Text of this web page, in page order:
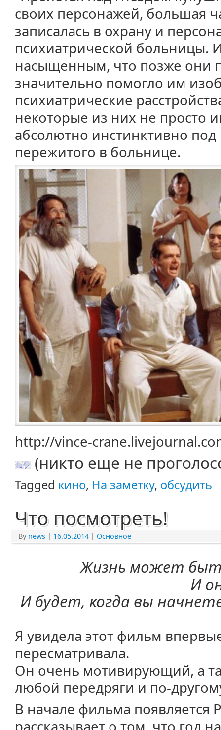
своих персонажей, большая
записалась в охрану и
психиатрической больницы.
насыщенным, что позже они
значительно помогло им
психиатрические
некоторые из них не просто
абсолютно инстинктивно под
пережитого в больнице.
http://vince-
(никто еще не
Tagged кино, На заметку, обсудить
Что посмотреть!
By news | 16.05.2014 | Основное
Жизнь может
И
И будет, когда вы
Я увидела этот фильм
пересматривала.
Он очень мотивирующий, а
любой передряги и по-
В начале фильма появляется